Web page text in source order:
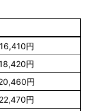
16,410円
円
円
22,470円